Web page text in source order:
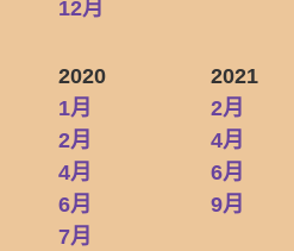
12月
2020
1月
2月
4月
6月
7月
2021
2月
4月
6月
9月